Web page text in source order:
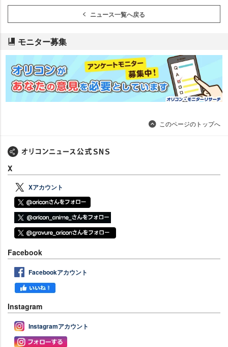
ニュース一覧へ戻る
モニター募集
このページのトップへ
X
Xアカウント
Facebook
Facebookアカウント
Instagram
Instagramアカウント